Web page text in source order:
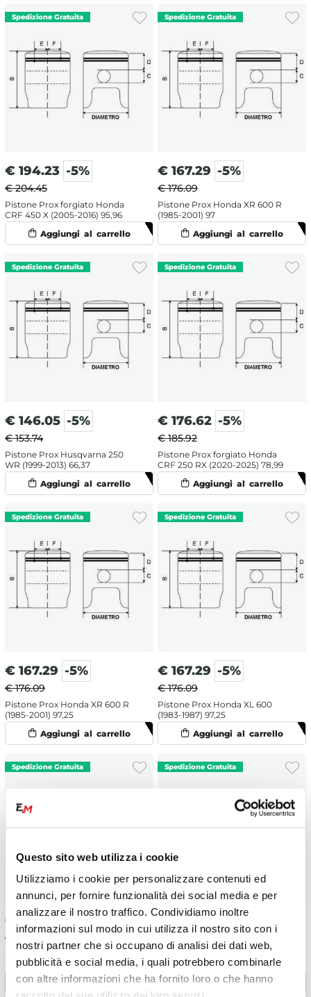
Questo sito web utilizza i cookie
Utilizziamo i cookie per personalizzare contenuti ed
annunci, per fornire funzionalità dei social media e per
analizzare il nostro traffico. Condividiamo inoltre
informazioni sul modo in cui utilizza il nostro sito con i
nostri partner che si occupano di analisi dei dati web,
pubblicità e social media, i quali potrebbero combinarle
con altre informazioni che ha fornito loro o che hanno
€ 194.23 -5%
€ 204.45
Pistone Prox forgiato Honda
CRF 450 X (2005-2016) 95,96
€ 167.29 -5%
€ 176.09
Pistone Prox Honda XR 600 R
(1985-2001) 97
€ 146.05 -5%
€ 153.74
Pistone Prox Husqvarna 250
WR (1999-2013) 66,37
€ 176.62 -5%
€ 185.92
Pistone Prox forgiato Honda
CRF 250 RX (2020-2025) 78,99
€ 167.29 -5%
€ 176.09
Pistone Prox Honda XR 600 R
(1985-2001) 97,25
€ 167.29 -5%
€ 176.09
Pistone Prox Honda XL 600
(1983-1987) 97,25
€ 167.29 -5%
€ 176.09
Pistone Prox Honda XR 600 R
(1985-2001) 97,75
€ 194.23 -5%
CRF 450 X (2005-2016) 95,97